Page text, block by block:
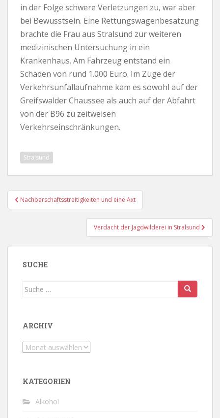
in der Folge schwere Verletzungen zu, war aber
bei Bewusstsein. Eine Rettungswagenbesatzung
brachte die Frau aus Stralsund zur weiteren
medizinischen Untersuchung in ein
Krankenhaus. Am Fahrzeug entstand ein
Schaden von rund 1.000 Euro. Im Zuge der
Verkehrsunfallaufnahme kam es sowohl auf der
Greifswalder Chaussee als auch auf der Abfahrt
von der B96 zu zeitweisen
Verkehrseinschränkungen.
Stralsund
Beitragsnavigation
Nachbarschaftsstreitigkeiten und eine Axt
Verdacht der Jagdwilderei in Stralsund
SUCHE
Suche
ARCHIV
Archiv
KATEGORIEN
Alkohol